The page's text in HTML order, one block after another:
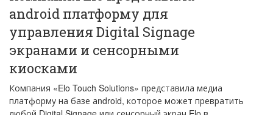
аndroid платформу для
управления Digital Signage
экранами и сенсорными
киосками
Компания «Elo Touch Solutions» представила медиа
платформу на базе аndroid, которое может превратить